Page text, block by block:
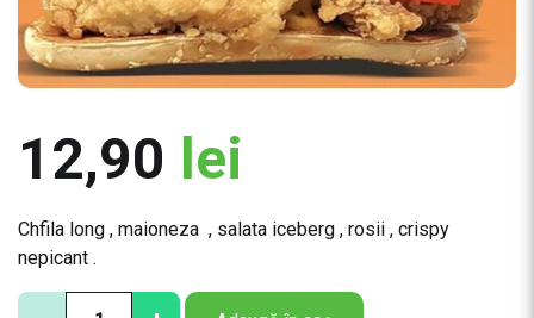
12,90 lei
Chfila long , maioneza , salata iceberg , rosii , crispy
nepicant .
C